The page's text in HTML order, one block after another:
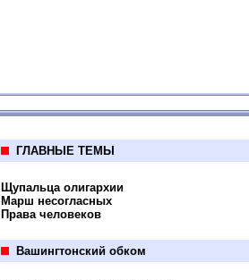
ГЛАВНЫЕ ТЕМЫ
Щупальца олигархии
Марш несогласных
Права человеков
Вашингтонский обком